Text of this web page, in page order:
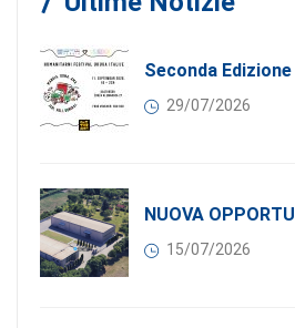
29/07/2026
15/07/2026